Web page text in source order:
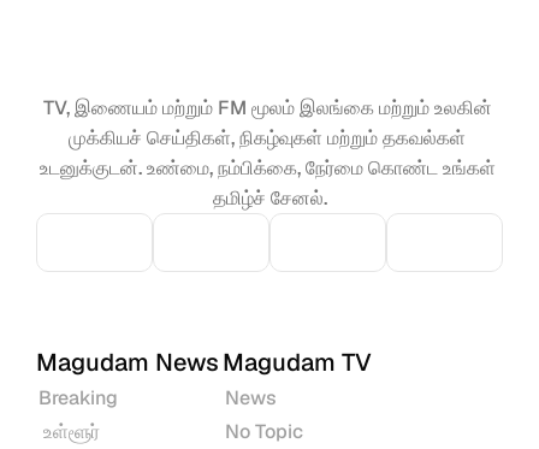
TV, இணையம் மற்றும் FM மூலம் இலங்கை மற்றும் உலகின்
முக்கியச் செய்திகள், நிகழ்வுகள் மற்றும் தகவல்கள்
உடனுக்குடன். உண்மை, நம்பிக்கை, நேர்மை கொண்ட உங்கள்
தமிழ்ச் சேனல்.
Magudam News
Breaking
உள்ளூர்
Magudam TV
News
No Topic